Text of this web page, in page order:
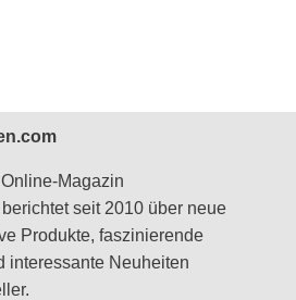
Magazin
seit 2010 über neue
Produkte, faszinierende
interessante Neuheiten